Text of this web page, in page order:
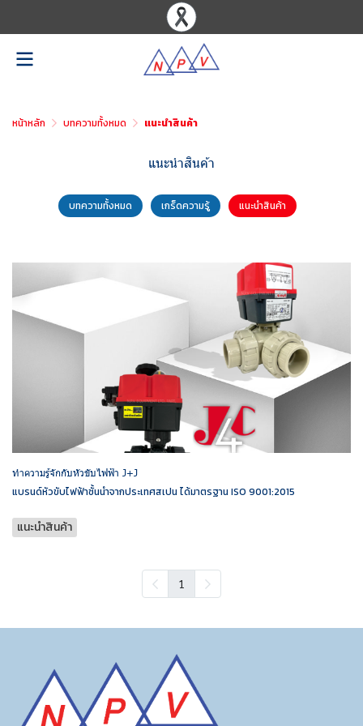
หน้าหลัก บทความทั้งหมด แนะนำสินค้า
แนะนำสินค้า
บทความทั้งหมด เกร็ดความรู้ แนะนำสินค้า
ทำความรู้จักกับหัวขับไฟฟ้า J+J
แบรนด์หัวขับไฟฟ้าชั้นนำจากประเทศสเปน ได้มาตรฐาน ISO 9001:2015
แนะนำสินค้า
1